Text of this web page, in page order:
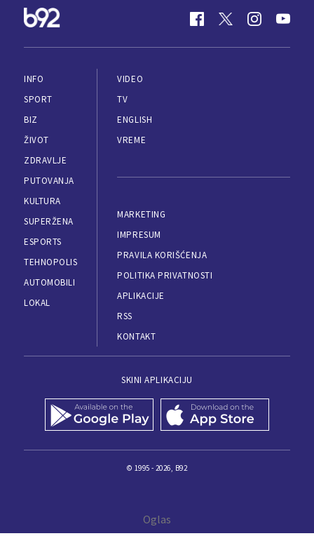
INFO
SPORT
BIZ
ŽIVOT
ZDRAVLJE
PUTOVANJA
KULTURA
SUPERŽENA
ESPORTS
TEHNOPOLIS
AUTOMOBILI
LOKAL
VIDEO
TV
ENGLISH
VREME
MARKETING
IMPRESUM
PRAVILA KORIŠĆENJA
POLITIKA PRIVATNOSTI
APLIKACIJE
RSS
KONTAKT
SKINI APLIKACIJU
© 1995 - 2026, B92